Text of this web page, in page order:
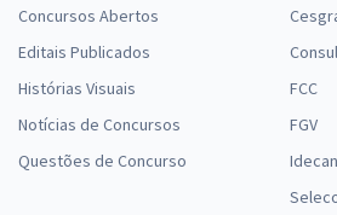
Concursos Abertos
Editais Publicados
Histórias Visuais
Notícias de Concursos
Questões de Concurso
FCC
FGV
Idecan